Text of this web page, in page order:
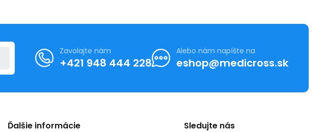
Zavolajte nám
+421 948 444 228
Alebo nám napíšte na
eshop@medicross.sk
Ďalšie informácie Sledujte nás